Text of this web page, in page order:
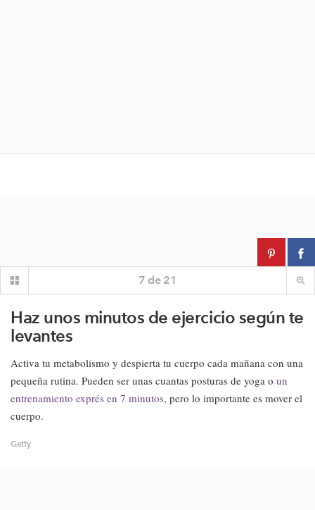
7 de 21
Haz unos minutos de ejercicio según te
levantes
Activa tu metabolismo y despierta tu cuerpo cada mañana con una
pequeña rutina. Pueden ser unas cuantas posturas de yoga o un
entrenamiento exprés en 7 minutos, pero lo importante es mover el
cuerpo.
Getty